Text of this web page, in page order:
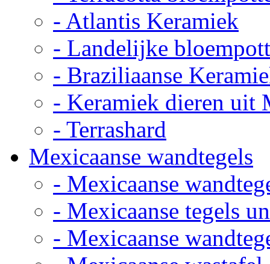
- Atlantis Keramiek
- Landelijke
- Braziliaanse
- Keramiek dieren uit
- Terrashard
Mexicaanse wandtegels
- Mexicaanse
- Mexicaanse tegels
- Mexicaanse